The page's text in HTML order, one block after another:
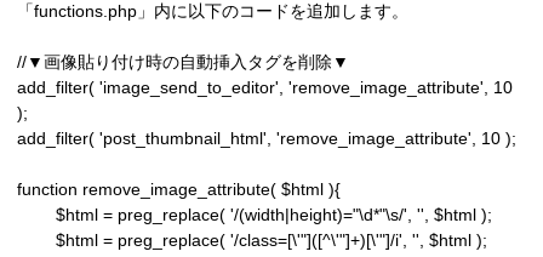
「functions.php」内に以下のコードを追加します。
//▼画像貼り付け時の自動挿入タグを削除▼
add_filter( 'image_send_to_editor', 'remove_image_attribute', 10
);
add_filter( 'post_thumbnail_html', 'remove_image_attribute', 10 );
function remove_image_attribute( $html ){
	$html = preg_replace( '/(width|height)="\d*"\s/', '', $html );
	$html = preg_replace( '/class=[\'"]([^\'"]+)[\'"]/i', '', $html );